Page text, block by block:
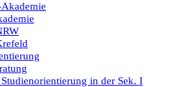
in der Sek. I